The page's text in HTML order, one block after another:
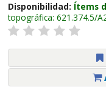
Disponibilidad: Ítems
topográfica: 621.374.5/